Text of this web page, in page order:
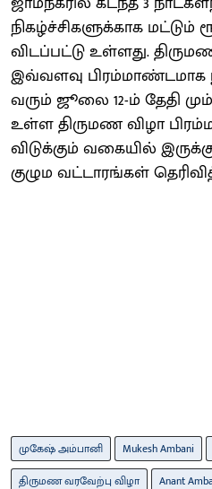
நிகழ்ச்சிகளுக்காக மட்டும்
விடப்பட்டு உள்ளது.
இவ்வளவு பிரம்மாண்டமாக
வரும் ஜூலை 12-ம் தேதி
உள்ள திருமண விழா
விடுக்கும் வகையில்
குழும வட்டாரங்கள்
முகேஷ் அம்பானி Mukesh Ambani
திருமண வரவேற்பு விழா
Anant